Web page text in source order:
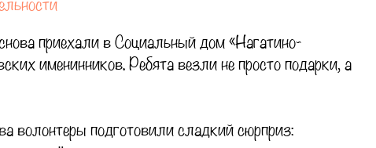
приехали в Социальный дом «Нагатино-
именинников. Ребята везли не просто подарки, а
волонтеры подготовили сладкий сюрприз: